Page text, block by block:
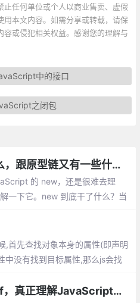
任何单位或个人以商业售卖、虚假
本文内容。如需分享或转载，请保
或侵犯相关权益。感谢您的理解与
中的接口
之闭包
js中的 new 到底干了什么，跟原型链又有一些什么联系？
的 new，还是很难去理
一下它。new 到底干了什么？当
,首先查找对象本身的属性(即声明
中没有找到目标属性,那么js会找
自己动手实现instanceof，真正理解JavaScript原型链